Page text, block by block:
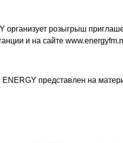
организует розыгрыш
и на сайте
представлен на